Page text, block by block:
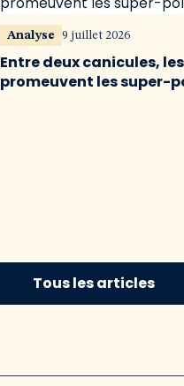
Analyse 9 juillet 2026
Entre deux canicules,
promeuvent les super-
Tous les articles